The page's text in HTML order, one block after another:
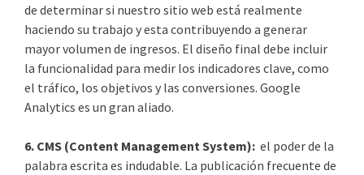
de determinar si nuestro sitio web está realmente
haciendo su trabajo y esta contribuyendo a generar
mayor volumen de ingresos. El diseño final debe incluir
la funcionalidad para medir los indicadores clave, como
el tráfico, los objetivos y las conversiones. Google
Analytics es un gran aliado.
6. CMS (Content Management System): el poder de la
palabra escrita es indudable. La publicación frecuente de